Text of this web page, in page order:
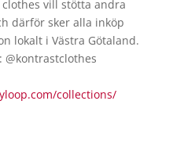
clothes vill stötta andra
därför sker alla inköp
lokalt i Västra Götaland.
@kontrastclothes
collections/